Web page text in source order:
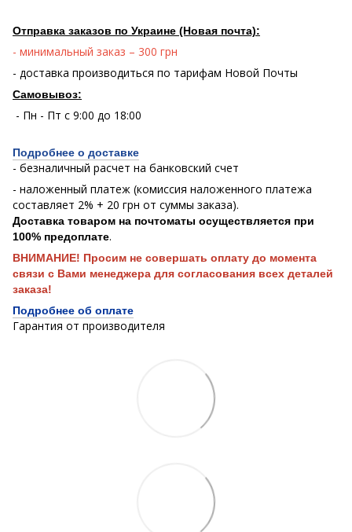
Отправка заказов по Украине (Новая почта):
- минимальный заказ – 300 грн
- доставка производиться по тарифам Новой Почты
Самовывоз:
- Пн - Пт с 9:00 до 18:00
Подробнее о доставке
- безналичный расчет на банковский счет
- наложенный платеж (комиссия наложенного платежа
составляет 2% + 20 грн от суммы заказа).
Доставка товаром на почтоматы осуществляется при
100% предоплате.
ВНИМАНИЕ! Просим не совершать оплату до момента
связи с Вами менеджера для согласования всех деталей
заказа!
Подробнее об оплате
Гарантия от производителя